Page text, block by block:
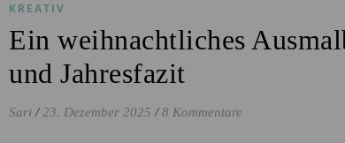
KREATIV
Ein weihnachtliches
und Jahresfazit
Sari / 23. Dezember 2025 / 8 Kommentare